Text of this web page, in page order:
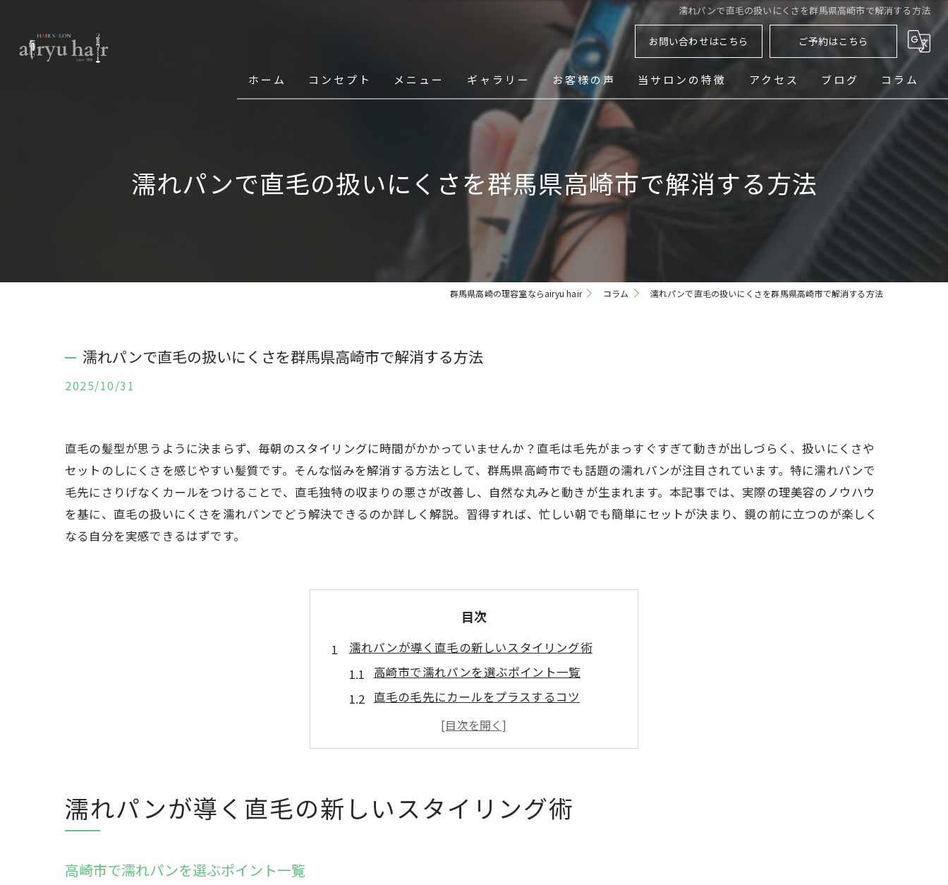
濡れパンで直毛の扱いにくさを群馬県高崎市で解消する方法
お問い合わせはこちら ご予約はこちら
ホーム コンセプト メニュー ギャラリー お客様の声 当サロンの特徴
メンズ
アクセス ブログ コラム
濡れパンで直毛の扱いにくさを群馬県高崎市で解消する方法
群馬県高崎の理容室ならairyu hair コラム 濡れパンで直毛の扱いにくさを群馬県高崎市で解消する方法
濡れパンで直毛の扱いにくさを群馬県高崎市で解消する方法
2025/10/31
直毛の髪型が思うように決まらず、毎朝のスタイリングに時間がかかっていませんか？直毛は毛先がまっすぐすぎて動きが出しづらく、扱いにくさや
セットのしにくさを感じやすい髪質です。そんな悩みを解消する方法として、群馬県高崎市でも話題の濡れパンが注目されています。特に濡れパンで
毛先にさりげなくカールをつけることで、直毛独特の収まりの悪さが改善し、自然な丸みと動きが生まれます。本記事では、実際の理美容のノウハウ
を基に、直毛の扱いにくさを濡れパンでどう解決できるのか詳しく解説。習得すれば、忙しい朝でも簡単にセットが決まり、鏡の前に立つのが楽しく
なる自分を実感できるはずです。
目次
濡れパンが導く直毛の新しいスタイリング術
高崎市で濡れパンを選ぶポイント一覧
直毛の毛先にカールをプラスするコツ
濡れパンが叶える自然な動きの魅力
扱いにくい直毛も濡れパンで簡単セット
直毛ならではの悩みを濡れパンで解決しよう
直毛の悩み別濡れパン効果比較表
濡れパンが導く直毛の新しいスタイリング術
高崎市で濡れパンを選ぶポイント一覧